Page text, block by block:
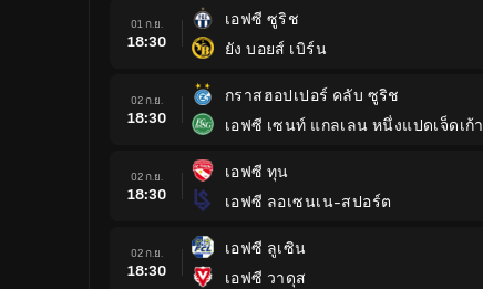
01 ก.ย.
18:30
เอฟซี ซูริช
ยัง บอยส์ เบิร์น
02 ก.ย.
18:30
กราสฮอปเปอร์ คลับ ซูริช
เอฟซี เซนท์ แกลเลน หนึ่งแปดเจ็ดเก้า
02 ก.ย.
18:30
เอฟซี ทุน
เอฟซี ลอเซนเน-สปอร์ต
02 ก.ย.
18:30
เอฟซี ลูเซิน
เอฟซี วาดุส